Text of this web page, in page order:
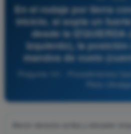
En el rodaje por tierra
triciclo, si sopla un
desde la
izquierdo), la
mandos de vuelo
Pregunta 101 - Procedimientos